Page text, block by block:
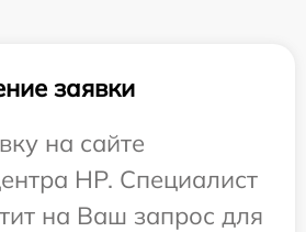
заявки
на сайте
HP. Специалист
на Ваш запрос для